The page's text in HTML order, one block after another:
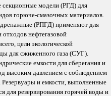
модели (РГД) для
горюче-смазочных материалов.
дренажные (РПГД) применяют для
нефтегазовой
цели экологической
для сжиженного газа (СУГ).
емкости для сберегания и
высоким давлением с соблюдением
и емкости, выполненные
для резервирования горячей воды и